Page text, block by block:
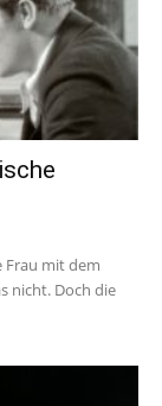
Frau mit dem
nicht. Doch die